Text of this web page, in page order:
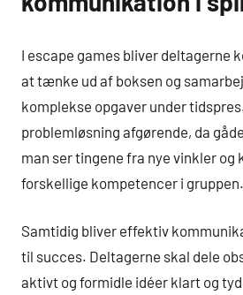
I escape games bliver deltagerne
at tænke ud af boksen og
komplekse opgaver under
problemløsning afgørende, da
man ser tingene fra nye vinkler og
forskellige kompetencer i gruppen.
Samtidig bliver effektiv
til succes. Deltagerne skal dele
aktivt og formidle idéer klart og